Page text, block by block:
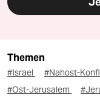
Themen
#Israel #Nahost-
#Ost-Jerusalem